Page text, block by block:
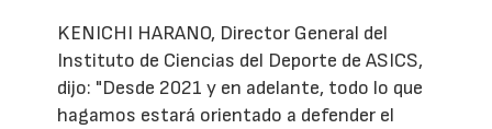
KENICHI HARANO, Director General del
Instituto de Ciencias del Deporte de ASICS,
dijo: "Desde 2021 y en adelante, todo lo que
hagamos estará orientado a defender el